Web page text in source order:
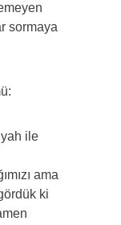
sormaya
ile
ama
ki